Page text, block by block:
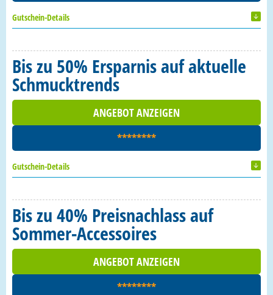
Gutschein-Details
Bis zu 50% Ersparnis auf aktuelle
Schmucktrends
ANGEBOT ANZEIGEN
********
Gutschein-Details
Bis zu 40% Preisnachlass auf
Sommer-Accessoires
ANGEBOT ANZEIGEN
********